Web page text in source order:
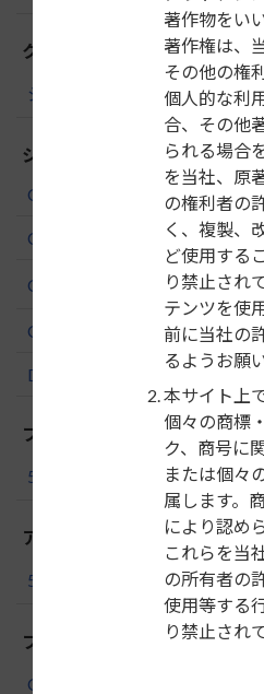
クライスラー
ジープ ラングラー
シトロエン
C3
C4
C4 ピカソ
C5
DS4
フィアット
500／500C
アバルト
500／500C／595／595C
フォルクスワーゲン
CC／パサート CC
著作物をい
著作権は、
その他の権
個人的な利
合、その他
られる場合
を当社、原
の権利者の
く、複製、
ど使用する
り禁止され
テンツを使
前に当社の
るようお願
本サイト上
個々の商標
ク、商号に
または個々
属します。
により認め
これらを当
の所有者の
使用等する
り禁止され